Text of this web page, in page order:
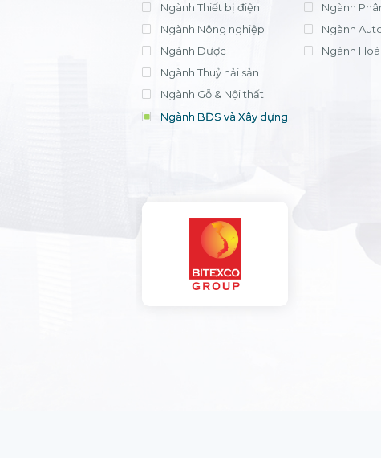
Ngành Thiết bị điện
Ngành Nông nghiệp
Ngành Dược
Ngành Thuỷ hải sản
Ngành Gỗ & Nội thất
Ngành BĐS và Xây dựng
Ngành
Ngành
Ngành